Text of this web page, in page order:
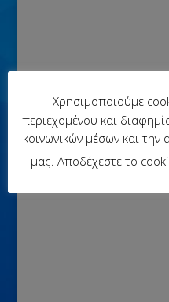
Χρησιμοποιούμε
περιεχομένου και
κοινωνικών μέσων και
μας. Αποδέχεστε το